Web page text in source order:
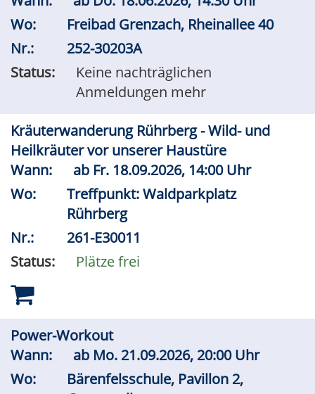
Wo:
Freibad Grenzach, Rheinallee 40
Nr.:
252-30203A
Status:
Keine nachträglichen
Anmeldungen mehr
Kräuterwanderung Rührberg - Wild- und
Heilkräuter vor unserer Haustüre
Wann:
ab Fr. 18.09.2026, 14:00 Uhr
Wo:
Treffpunkt: Waldparkplatz
Rührberg
Nr.:
261-E30011
Status:
Plätze frei
Power-Workout
Wann:
ab Mo. 21.09.2026, 20:00 Uhr
Wo:
Bärenfelsschule, Pavillon 2,